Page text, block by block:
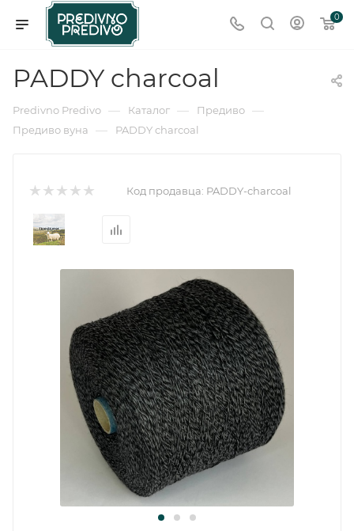
0
PADDY charcoal
Predivno Predivo — Каталог — Предиво —
Предиво вуна — PADDY charcoal
Код продавца: PADDY-charcoal